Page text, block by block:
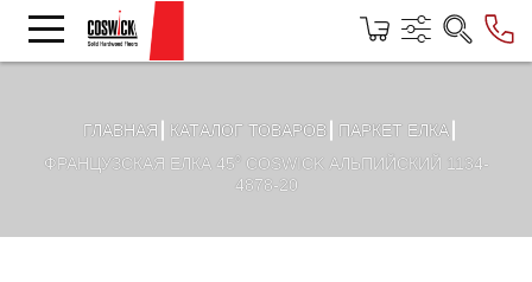
ГЛАВНАЯ КАТАЛОГ ТОВАРОВ
ПАРКЕТ ЕЛКА
ФРАНЦУЗСКАЯ ЕЛКА 45⁰ COSWICK АЛЬПИЙСКИЙ 1134-
4878-20